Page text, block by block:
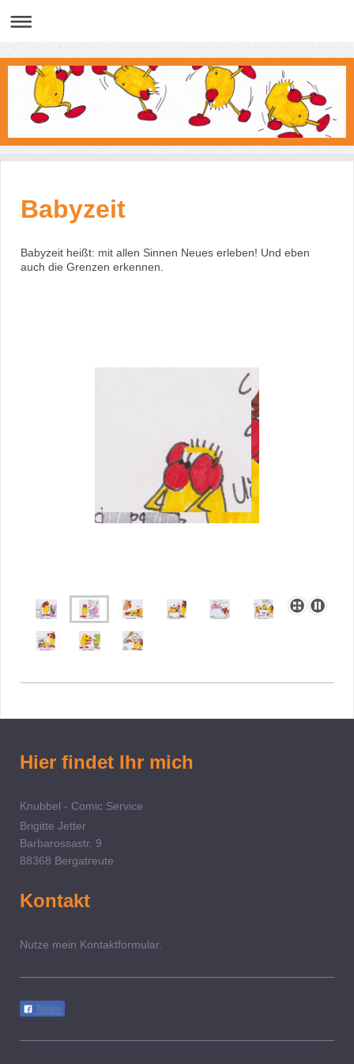
Babyzeit
Babyzeit heißt: mit allen Sinnen Neues erleben! Und eben
auch die Grenzen erkennen.
Hier findet Ihr mich
Knubbel - Comic Service
Brigitte Jetter
Barbarossastr. 9
88368 Bergatreute
Kontakt
Nutze mein Kontaktformular.
Teilen